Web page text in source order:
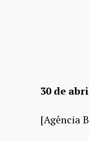
30 de
[Agência